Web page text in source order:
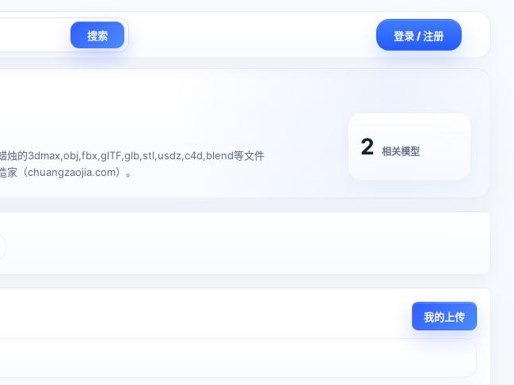
搜索 登录 / 注册
烛的3dmax,obj,fbx,glTF,glb,stl,usdz,c4d,blend等文件
家（chuangzaojia.com）。
2 相关模型
我的上传